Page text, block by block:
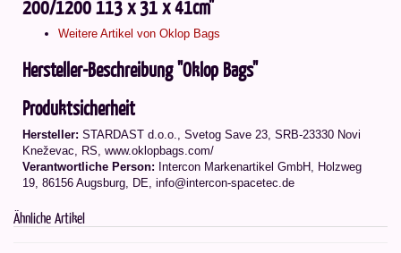
200/1200 113 x 31 x 41cm"
Weitere Artikel von Oklop Bags
Hersteller-Beschreibung "Oklop Bags"
Produktsicherheit
Hersteller: STARDAST d.o.o., Svetog Save 23, SRB-23330 Novi
Kneževac, RS, www.oklopbags.com/
Verantwortliche Person: Intercon Markenartikel GmbH, Holzweg
19, 86156 Augsburg, DE, info@intercon-spacetec.de
Ähnliche Artikel